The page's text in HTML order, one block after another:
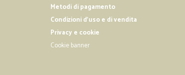
Metodi di pagamento
Condizioni d'uso e di vendita
Privacy e cookie
Cookie banner